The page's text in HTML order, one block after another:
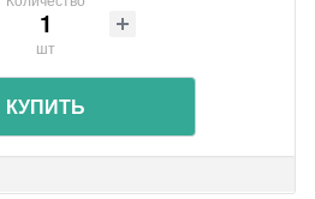
шт
КУПИТЬ